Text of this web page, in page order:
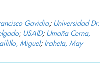
Gavidia; Universidad Dr.
; USAID; Umaña Cerna,
Miguel; Iraheta, May